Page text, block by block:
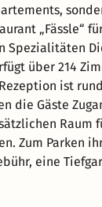
„Fässle“
Spezialitäten
über 214
ist
die Gäste
Raum
Zum Parken
eine